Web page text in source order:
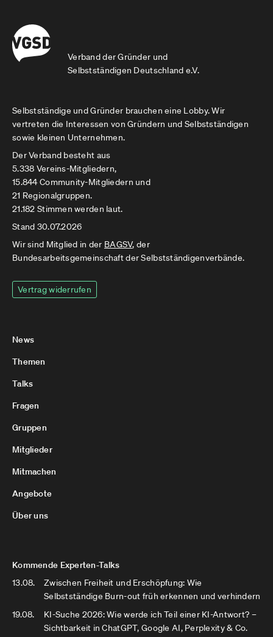
Verband der Gründer und
Selbstständigen Deutschland e.V.
Selbstständige und Gründer brauchen eine Lobby. Wir
vertreten die Interessen von Gründern und Selbstständigen
sowie kleinen Unternehmen.
Der Verband besteht aus
5.338 Vereins-Mitgliedern,
15.844 Community-Mitgliedern und
21 Regionalgruppen.
21.182 Stimmen werden laut.
Stand 30.07.2026
Wir sind Mitglied in der BAGSV, der
Bundesarbeitsgemeinschaft der Selbstständigenverbände.
Vertrag widerrufen
News
Themen
Talks
Fragen
Gruppen
Mitglieder
Mitmachen
Angebote
Über uns
Kommende Experten-Talks
13.08.
Zwischen Freiheit und Erschöpfung: Wie
Selbstständige Burn-out früh erkennen und verhindern
19.08.
KI-Suche 2026: Wie werde ich Teil einer KI-Antwort? –
Sichtbarkeit in ChatGPT, Google AI, Perplexity & Co.